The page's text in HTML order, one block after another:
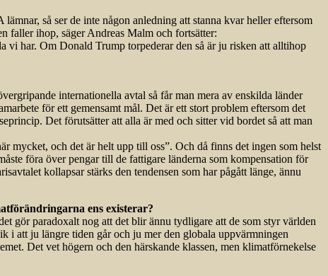
så ser de inte någon anledning att stanna kvar heller eftersom
faller ihop, säger Andreas Malm och fortsätter:
vi har. Om Donald Trump torpederar den så är ju risken att alltihop
internationella avtal så får man mera av enskilda länder
för ett gemensamt mål. Det är ett stort problem eftersom det
Det förutsätter att alla är med och sitter vid bordet så att man
mycket, och det är helt upp till oss”. Och då finns det ingen som helst
föra över pengar till de fattigare länderna som kompensation för
kollapsar stärks den tendensen som har pågått länge, ännu
ens existerar?
gör paradoxalt nog att det blir ännu tydligare att de som styr världen
i att ju längre tiden går och ju mer den globala uppvärmningen
Det vet högern och den härskande klassen, men klimatförnekelse